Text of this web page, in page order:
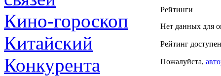
Кино-гороскоп
Китайский
Конкурента
Рейтинги
Нет данных для
Рейтинг
Пожалуйста,